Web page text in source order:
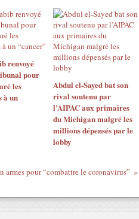
renvoyé
pour
les
à un
Abdul el-Sayed bat son
rival soutenu par
l’AIPAC aux primaires
du Michigan malgré les
millions dépensés par le
lobby
armes pour “combattre le coronavirus”